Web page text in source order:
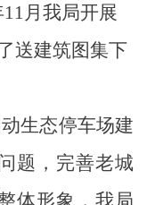
11 月我局开展
送建筑图集下
生态停车场建
题，完善老城
体形象，我局